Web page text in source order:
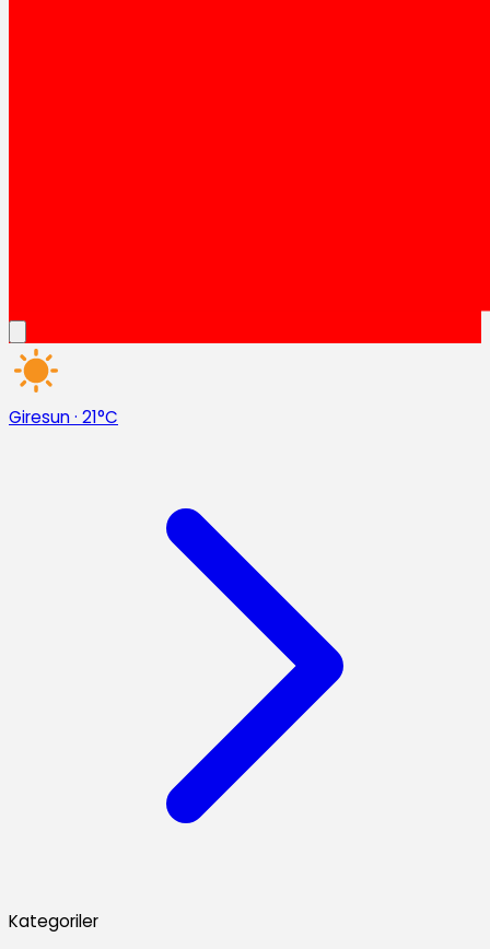
Giresun· 21°C
Kategoriler